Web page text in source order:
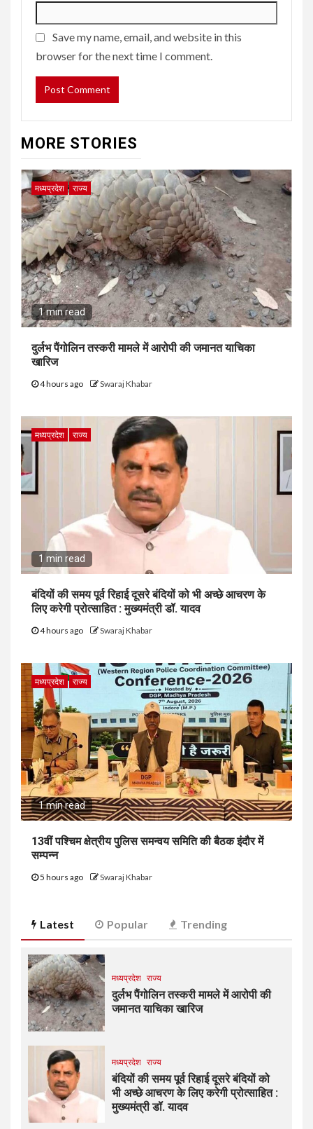
Save my name, email, and website in this
browser for the next time I comment.
MORE STORIES
मध्यप्रदेश राज्य
1 min read
दुर्लभ पैंगोलिन तस्करी मामले में आरोपी की जमानत याचिका
खारिज
4 hours ago Swaraj Khabar
मध्यप्रदेश राज्य
1 min read
बंदियों की समय पूर्व रिहाई दूसरे बंदियों को भी अच्छे आचरण के
लिए करेगी प्रोत्साहित : मुख्यमंत्री डॉ. यादव
4 hours ago Swaraj Khabar
मध्यप्रदेश राज्य
1 min read
13वीं पश्चिम क्षेत्रीय पुलिस समन्वय समिति की बैठक इंदौर में
सम्पन्न
5 hours ago Swaraj Khabar
Latest Popular Trending
मध्यप्रदेश राज्य
दुर्लभ पैंगोलिन तस्करी मामले में आरोपी की
जमानत याचिका खारिज
मध्यप्रदेश राज्य
बंदियों की समय पूर्व रिहाई दूसरे बंदियों को
भी अच्छे आचरण के लिए करेगी प्रोत्साहित :
मुख्यमंत्री डॉ. यादव